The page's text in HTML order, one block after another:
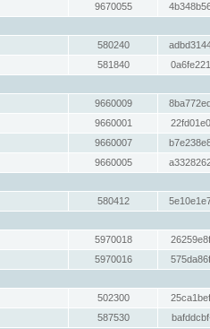
9670055
580240
581840
9660009
9660001
9660007
9660005
580412
5970018
5970016
502300
587530